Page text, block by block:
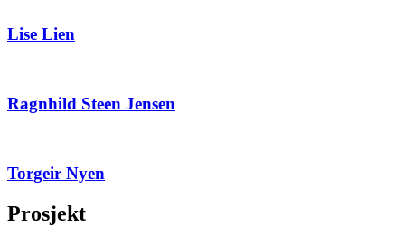
Lise Lien
Ragnhild Steen Jensen
Torgeir Nyen
Prosjekt